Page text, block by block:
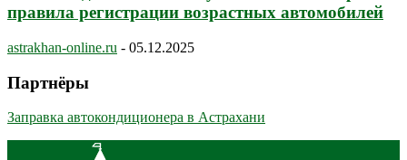
правила регистрации возрастных автомобилей
astrakhan-online.ru - 05.12.2025
Партнёры
Заправка автокондиционера в Астрахани